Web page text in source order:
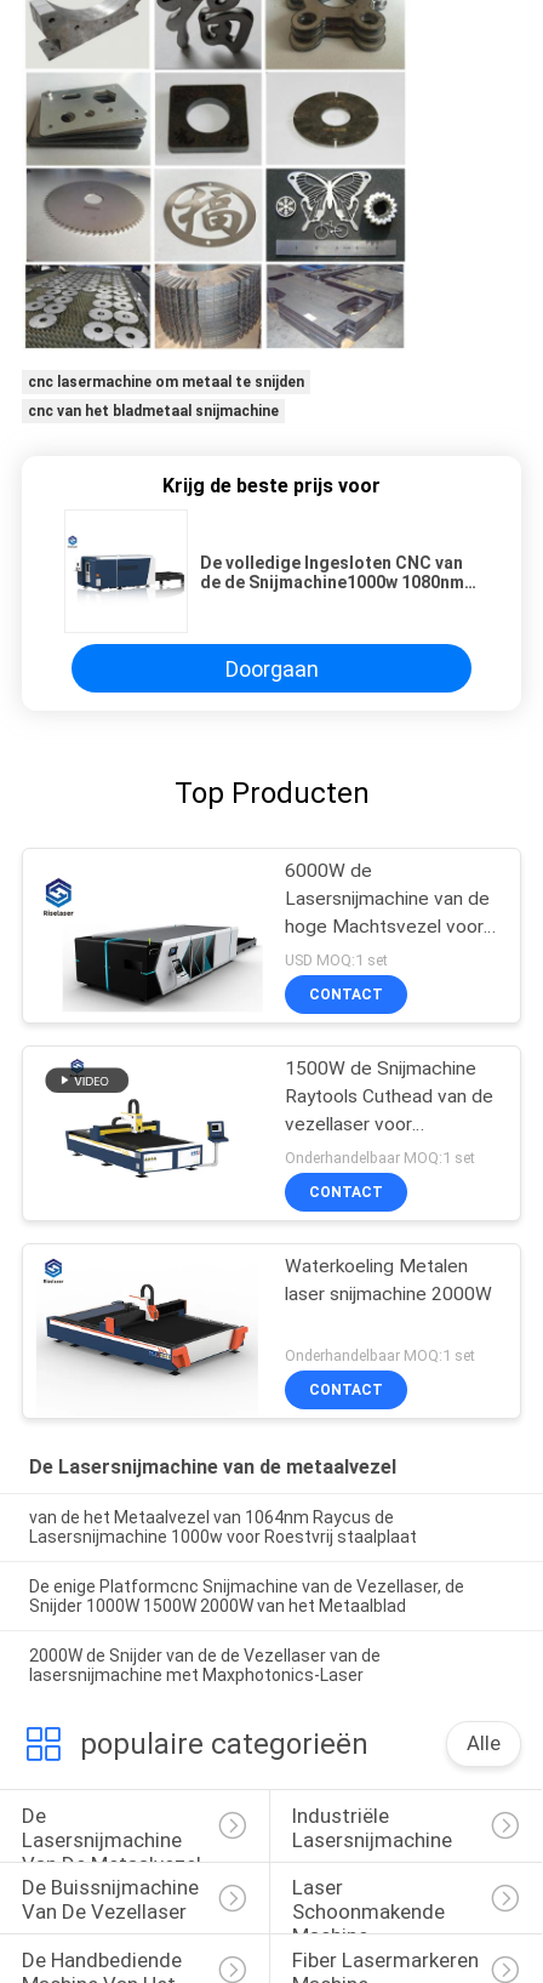
cnc lasermachine om metaal te snijden
cnc van het bladmetaal snijmachine
Krijg de beste prijs voor
De volledige Ingesloten CNC van
de de Snijmachine1000w 1080nm
Doorgaan
Top Producten
6000W de
Lasersnijmachine van de
hoge Machtsvezel voor
Metaal
USD MOQ:1 set
CONTACT
1500W de Snijmachine
Raytools Cuthead van de
vezellaser voor
Aluminiumlegering
Onderhandelbaar MOQ:1 set
CONTACT
Waterkoeling Metalen
laser snijmachine 2000W
Onderhandelbaar MOQ:1 set
CONTACT
De Lasersnijmachine van de metaalvezel
van de het Metaalvezel van 1064nm Raycus de
Lasersnijmachine 1000w voor Roestvrij staalplaat
De enige Platformcnc Snijmachine van de Vezellaser, de
Snijder 1000W 1500W 2000W van het Metaalblad
2000W de Snijder van de de Vezellaser van de
lasersnijmachine met Maxphotonics-Laser
populaire categorieën Alle
De
Lasersnijmachine
Van De Metaalvezel
Industriële
Lasersnijmachine
De Buissnijmachine
Van De Vezellaser
Laser
Schoonmakende
Machine
De Handbediende
Fiber Lasermarkeren